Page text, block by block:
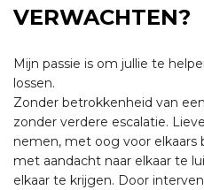
VERWACHTEN?
Mijn passie is om jullie te
lossen.
Zonder betrokkenheid van
zonder verdere escalatie.
nemen, met oog voor elkaars
met aandacht naar elkaar te
elkaar te krijgen. Door